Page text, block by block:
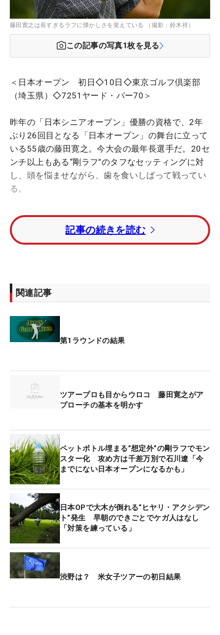
藤田寛之は長すぎるラフに懐かしさを覚えている （撮影：鈴木祥）
この記事の写真1枚を見る
＜日本オープン 初日◇10日◇東京ゴルフ倶楽部
（埼玉県）◇7251ヤード・パー70＞
昨年の「日本シニアオープン」優勝の資格で、2年
ぶり26回目となる「日本オープン」の舞台に立って
いる55歳の藤田寛之。今大会の最年長選手だ。20セ
ンチ以上もある“剛ラフ”のタフなセッティングに対
し、頭を悩ませながら、歯を食いしばって戦ってい
る。
リーダーボードの上位陣の多くは、ラフに入れない
ためにドライバーを握らずフェアウェイウッドやユ
ーティリティを使う機会が多いが、藤田は「刻んだ
250～260ヤードほどで、若手の刻むクラブの飛距
離が同じぐらいだという。若手とはそれほどの差が
バーディは4つ奪えたが、ティショットがラフに入
ーも喫している。
かやりくりしています。きょうは1メートルちょっ
とのパットを何度か外しましたし…まあボギーはた
くさん出ます。いくつ打つかわからなかったので、
3オーバーは上出来。70点です」。初日は4バーデ
ィ・5ボギー・1ダブルボギーの「73」。予選通過圏
内の42位で終えた。
最近の世界的な流行もあり、長すぎるラフのセッテ
ィングはあまり作られない。20代の選手は「今まで
出た試合で一番難しい」という声が聞かれるが、“極
長”ラフに藤田は懐かしさを感じている。
記事の続きを読む
関連記事
第1ラウンドの結果
ツアープロも目からウロコ 藤田寛之がア
プローチの基本を明かす
ペットボトル埋まる”想定外”の剛ラフでモン
スター化 攻め方は千差万別で石川遼「今
までにない日本オープンになるかも」
日本OPで大木が倒れる“ヒヤリ・アクシデン
ト”発生 早朝のできごとでケガ人はなし
「対策を練っている」
渋野は？ 米女子ツアーの初日結果